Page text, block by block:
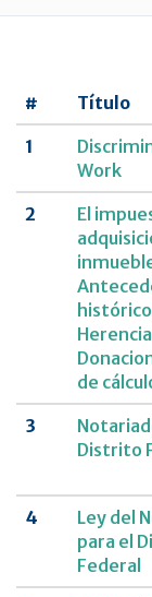
UNAM
CNCDMX,Nueva
época
# Título
1
Work
2
El
de
3
Distrito
4
Ley del
para el
Federal